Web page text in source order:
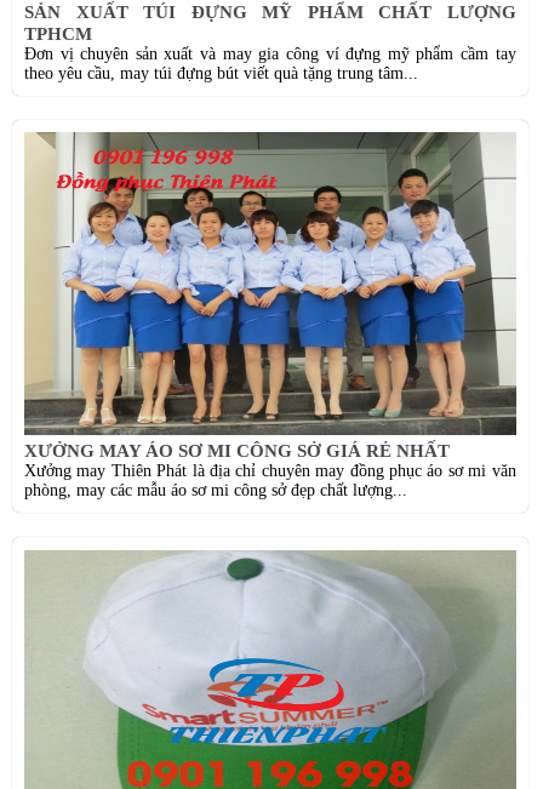
SẢN XUẤT TÚI ĐỰNG MỸ PHẨM CHẤT LƯỢNG
TPHCM
Đơn vị chuyên sản xuất và may gia công ví đựng mỹ phẩm cầm tay
theo yêu cầu, may túi đựng bút viết quà tặng trung tâm...
XƯỞNG MAY ÁO SƠ MI CÔNG SỞ GIÁ RẺ NHẤT
Xưởng may Thiên Phát là địa chỉ chuyên may đồng phục áo sơ mi văn
phòng, may các mẫu áo sơ mi công sở đẹp chất lượng...